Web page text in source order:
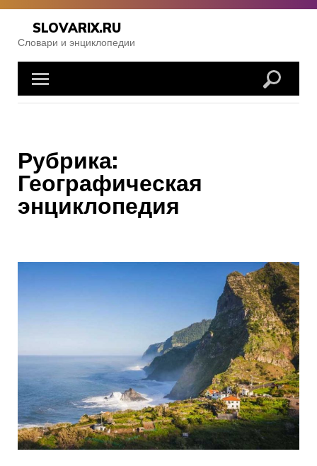
Skip
content
SLOVARIX.RU
Словари и энциклопедии
Рубрика:
Географическая
энциклопедия